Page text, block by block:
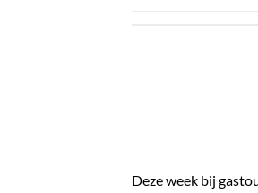
Deze week bij